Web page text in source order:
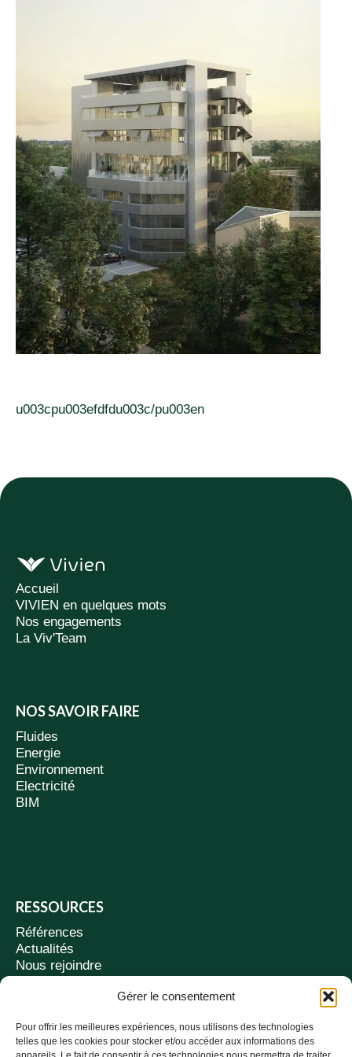
Gérer le consentement
Pour offrir les meilleures expériences, nous utilisons des technologies
telles que les cookies pour stocker et/ou accéder aux informations des
u003cpu003efdfdu003c/pu003en
Accueil
VIVIEN en quelques mots
Nos engagements
La Viv'Team
NOS SAVOIR FAIRE
Fluides
Energie
Environnement
Electricité
BIM
RESSOURCES
Références
Actualités
Nous rejoindre